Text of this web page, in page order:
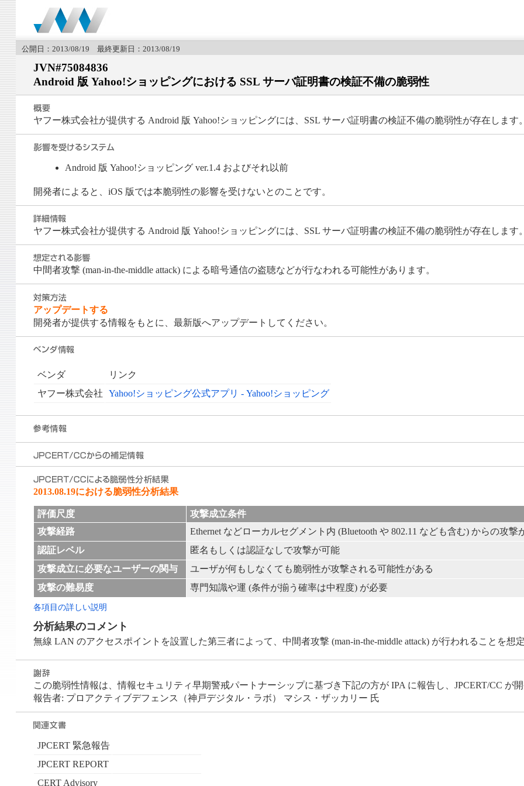
公開日：2013/08/19 最終更新日：2013/08/19
JVN#75084836
Android 版 Yahoo!ショッピングにおける SSL サーバ証明書の検証不備の脆弱性
ヤフー株式会社が提供する Android 版 Yahoo!ショッピングには、SSL サーバ証明書の検証不備の脆弱性が存在します
Android 版 Yahoo!ショッピング ver.1.4 およびそれ以前
開発者によると、iOS 版では本脆弱性の影響を受けないとのことです。
ヤフー株式会社が提供する Android 版 Yahoo!ショッピングには、SSL サーバ証明書の検証不備の脆弱性が存在します
中間者攻撃 (man-in-the-middle attack) による暗号通信の盗聴などが行なわれる可能性があります。
アップデートする
開発者が提供する情報をもとに、最新版へアップデートしてください。
ベンダ
リンク
ヤフー株式会社
Yahoo!ショッピング公式アプリ - Yahoo!ショッピング
2013.08.19における脆弱性分析結果
評価尺度
攻撃成立条件
攻撃経路
Ethernet などローカルセグメント内 (Bluetooth や 802.11 なども含む) からの攻撃
認証レベル
匿名もしくは認証なしで攻撃が可能
攻撃成立に必要なユーザーの関与
ユーザが何もしなくても脆弱性が攻撃される可能性がある
攻撃の難易度
専門知識や運 (条件が揃う確率は中程度) が必要
各項目の詳しい説明
分析結果のコメント
無線 LAN のアクセスポイントを設置した第三者によって、中間者攻撃 (man-in-the-middle attack) が行われることを想
この脆弱性情報は、情報セキュリティ早期警戒パートナーシップに基づき下記の方が IPA に報告し、JPCERT/CC が
報告者: プロアクティブデフェンス（神戸デジタル・ラボ） マシス・ザッカリー 氏
JPCERT 緊急報告
JPCERT REPORT
CERT Advisory